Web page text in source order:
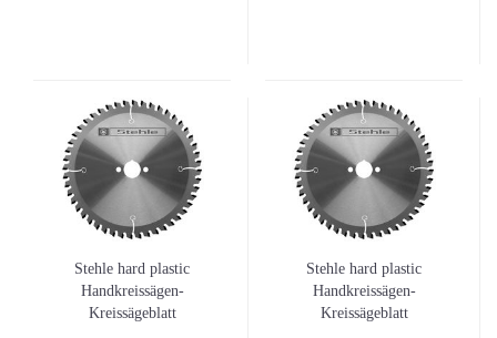
Stehle hard plastic
Handkreissägen-
Kreissägeblatt
Stehle hard plastic
Handkreissägen-
Kreissägeblatt